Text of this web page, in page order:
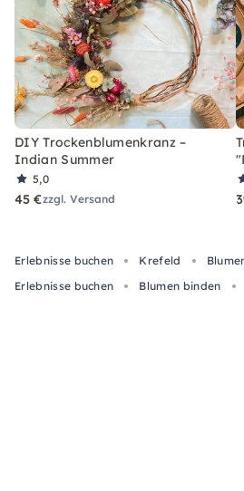
DIY Trockenblumenkranz –
Indian Summer
5,0
45 €zzgl. Versand
Erlebnisse buchen Krefeld
Erlebnisse buchen
Blumen binden